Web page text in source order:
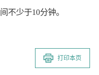
不少于10分钟。
打印本页